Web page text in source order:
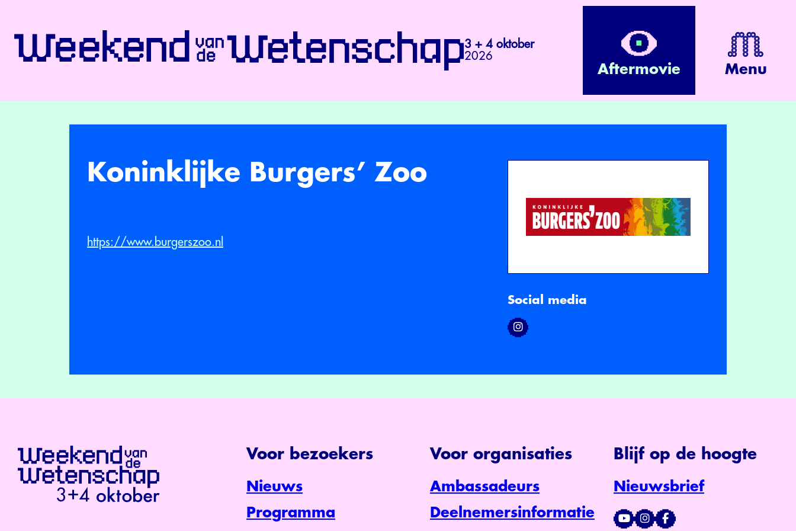
3 + 4 oktober
2026
Aftermovie Menu
Koninklijke Burgers’ Zoo
https://www.burgerszoo.nl
Social media
Voor bezoekers
Nieuws
Programma
Voor organisaties
Ambassadeurs
Deelnemersinformatie
Blijf op de hoogte
Nieuwsbrief